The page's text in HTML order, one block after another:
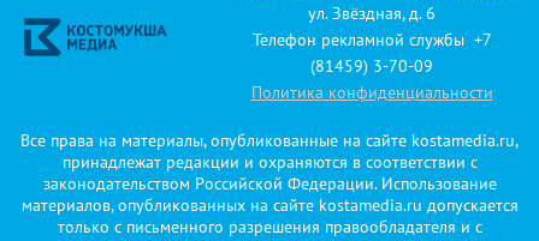
ул. Звёздная, д. 6
Телефон рекламной службы +7
(81459) 3-70-09
Политика конфиденциальности
Все права на материалы, опубликованные на сайте kostamedia.ru,
принадлежат редакции и охраняются в соответствии с
законодательством Российской Федерации. Использование
материалов, опубликованных на сайте kostamedia.ru допускается
только с письменного разрешения правообладателя и с